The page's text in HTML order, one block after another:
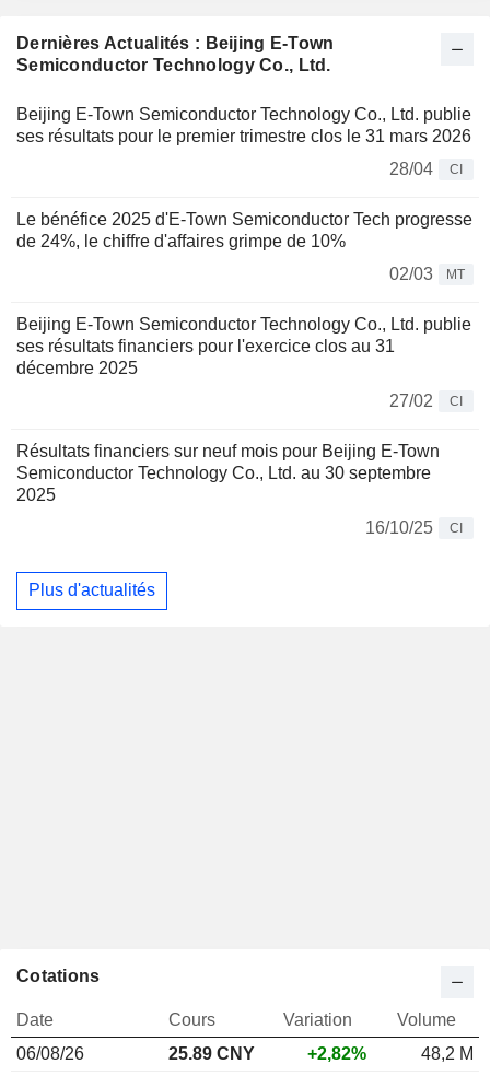
Dernières Actualités : Beijing E-Town
Semiconductor Technology Co., Ltd.
Beijing E-Town Semiconductor Technology Co., Ltd. publie
ses résultats pour le premier trimestre clos le 31 mars 2026
28/04
CI
Le bénéfice 2025 d'E-Town Semiconductor Tech progresse
de 24%, le chiffre d'affaires grimpe de 10%
02/03
MT
Beijing E-Town Semiconductor Technology Co., Ltd. publie
ses résultats financiers pour l'exercice clos au 31
décembre 2025
27/02
CI
Résultats financiers sur neuf mois pour Beijing E-Town
Semiconductor Technology Co., Ltd. au 30 septembre
2025
16/10/25
CI
Plus d'actualités
Cotations
Date Cours Variation
Volume
06/08/26
25.89 CNY +2,82% 48,2 M